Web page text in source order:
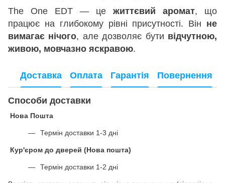
The One EDT — це життєвий аромат, що
працює на глибокому рівні присутності. Він не
вимагає нічого, але дозволяє бути відчутною,
живою, мовчазно яскравою.
Доставка Оплата Гарантія Повернення
Способи доставки
Нова Пошта
Термін доставки 1-3 дні
Кур'єром до дверей (Нова пошта)
Термін доставки 1-2 дні